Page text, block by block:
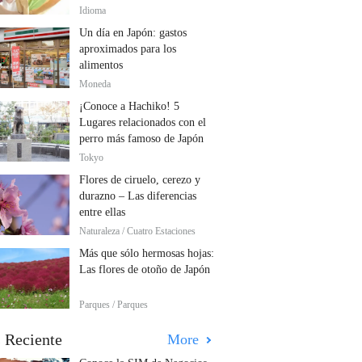
Idioma
Un día en Japón: gastos
aproximados para los
alimentos
Moneda
¡Conoce a Hachiko! 5
Lugares relacionados con el
perro más famoso de Japón
Tokyo
Flores de ciruelo, cerezo y
durazno – Las diferencias
entre ellas
Naturaleza / Cuatro Estaciones
Más que sólo hermosas hojas:
Las flores de otoño de Japón
Parques / Parques
Reciente More